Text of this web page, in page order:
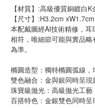
【材質】:高級優質銅鍍白K
【尺寸】:H3.2cm xW1.7cm
本配戴圖經AI技術精修，
相符，唯細節可能與實品
為準。
橢圓造型：獨特橢圓弧線，
雙色融合：金與銀同時呈現
珠寶級拋光：高級拋光工藝
百搭特色：金銀雙色同時呈